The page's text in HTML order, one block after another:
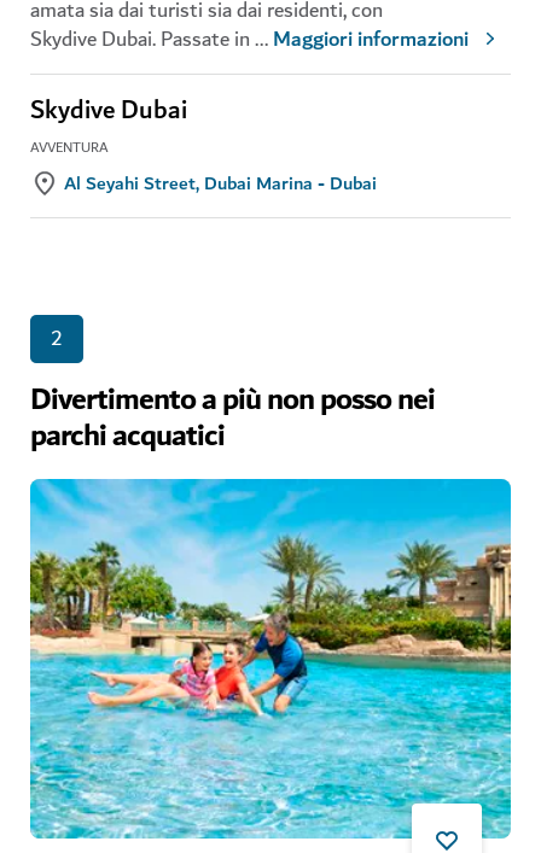
amata sia dai turisti sia dai residenti, con
Skydive Dubai. Passate in...Maggiori informazioni
Skydive Dubai
AVVENTURA
Al Seyahi Street, Dubai Marina - Dubai
2
Divertimento a più non posso nei
parchi acquatici